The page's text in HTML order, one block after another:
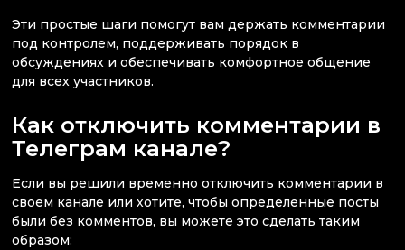
Эти простые шаги помогут вам держать комментарии
под контролем, поддерживать порядок в
обсуждениях и обеспечивать комфортное общение
для всех участников.
Как отключить комментарии в
Телеграм канале?
Если вы решили временно отключить комментарии в
своем канале или хотите, чтобы определенные посты
были без комментов, вы можете это сделать таким
образом: